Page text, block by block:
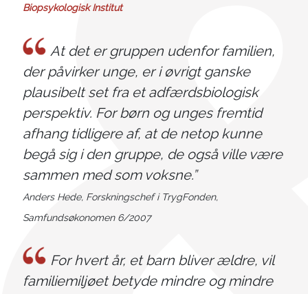
Biopsykologisk Institut
At det er gruppen udenfor familien,
der påvirker unge, er i øvrigt ganske
plausibelt set fra et adfærdsbiologisk
perspektiv. For børn og unges fremtid
afhang tidligere af, at de netop kunne
begå sig i den gruppe, de også ville være
sammen med som voksne.”
Anders Hede, Forskningschef i TrygFonden,
Samfundsøkonomen 6/2007
For hvert år, et barn bliver ældre, vil
familiemiljøet betyde mindre og mindre